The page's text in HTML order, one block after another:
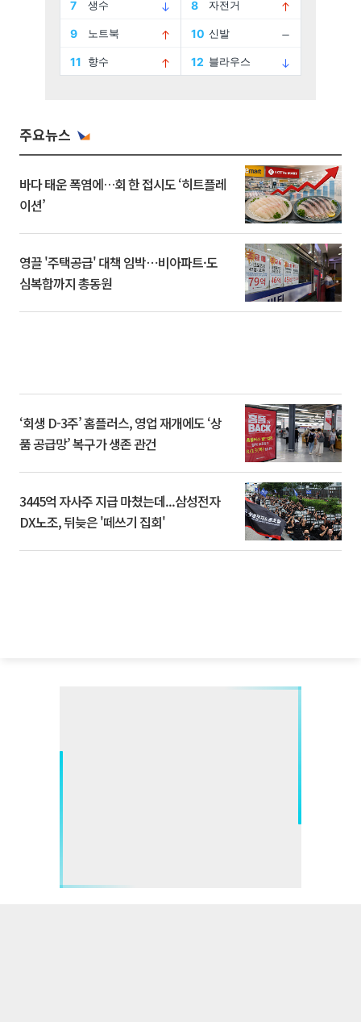
주요뉴스
바다 태운 폭염에…회 한 접시도 ‘히트플레
이션’
영끌 '주택공급' 대책 임박⋯비아파트·도
심복합까지 총동원
‘회생 D-3주’ 홈플러스, 영업 재개에도 ‘상
품 공급망’ 복구가 생존 관건
3445억 자사주 지급 마쳤는데...삼성전자
DX노조, 뒤늦은 '떼쓰기 집회'